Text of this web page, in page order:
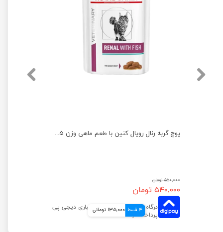
پوچ گربه رنال رویال کنین با طعم ماهی وزن ۸۵ گرم
۵۵۰,۰۰۰ تومان
۵۴۰,۰۰۰ تومان
4 قسط 135,000 تومانی